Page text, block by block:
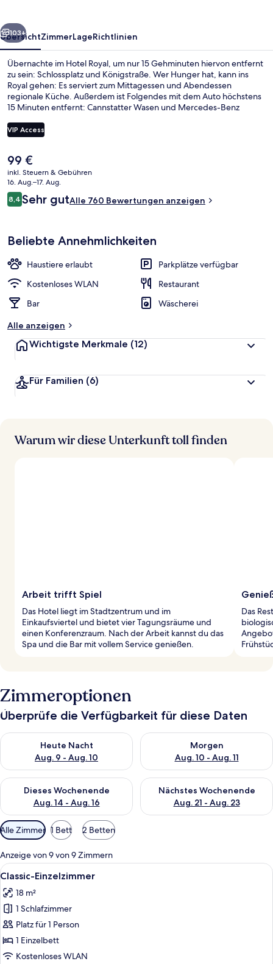
Weiter
103+
ÜbersichtZimmerLageRichtlinien
Übernachte im Hotel Royal, um nur 15 Gehminuten hiervon entfernt
zu sein: Schlossplatz und Königstraße. Wer Hunger hat, kann ins
Royal gehen: Es serviert zum Mittagessen und Abendessen
regionale Küche. Außerdem ist Folgendes mit dem Auto höchstens
15 Minuten entfernt: Cannstatter Wasen und Mercedes-Benz
öffentlichen Verkehrsmittel sind nur einen kurzen Fußmarsch
entfernt: Zur U-Bahn-Station Rotebühlplatz Stadtmitte sind es 3
VIP Access
Der
aktuelle
Preis
beträgt
99 €.
99 €
inkl. Steuern & Gebühren
16. Aug.–17. Aug.
Bewertungen
8,48,4 von 10.
Sehr gutAlle 760 Bewertungen anzeigen
Beliebte Annehmlichkeiten
Haustiere erlaubt
Parkplätze verfügbar
Kostenloses WLAN
Restaurant
Bar
Wäscherei
Alle anzeigen
Wichtigste Merkmale (12)
Für Familien (6)
Warum wir diese Unterkunft toll finden
Arbeit trifft Spiel
Das Hotel liegt im Stadtzentrum und im
Einkaufsviertel und bietet vier Tagungsräume und
einen Konferenzraum. Nach der Arbeit kannst du das
Spa und die Bar mit vollem Service genießen.
Das
Zimmeroptionen
Überprüfe die Verfügbarkeit für diese Daten
Heute Nacht
Aug. 9 - Aug. 10
Überprüfe die Verfügbarkeit für heute Nacht, Aug. 9 - Aug.
Morgen
Aug. 10 - Aug. 11
Überprüfe die Verfügbarkeit
Dieses Wochenende
Aug. 14 - Aug. 16
Überprüfe die Verfügbarkeit für dieses Wochenende, Aug. 14
Nächstes Wochenende
Aug. 21 - Aug. 23
Überprüfe die Verfügbarkeit
Verfügbare
Filter
für
Zimmer
Alle Zimmer 1 Bett 2 Betten
Anzeige von 9 von 9 Zimmern
Alle
Fotos
für
Classic-
Einzelzimmer
anzeigen
Ein Hotelzimmer mit Bett,
4
Classic-Einzelzimmer
18 m²
1 Schlafzimmer
Platz für 1 Person
1 Einzelbett
Kostenloses WLAN